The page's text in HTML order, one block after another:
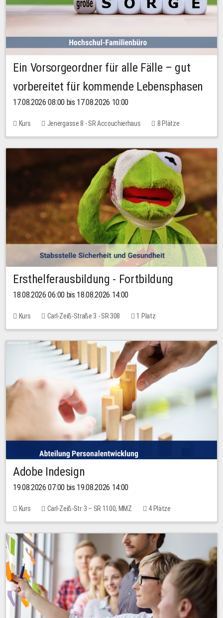
Ein Vorsorgeordner für alle Fälle – gut
vorbereitet für kommende Lebensphasen
17.08.2026 08:00 bis 17.08.2026 10:00
Kurs Jenergasse 8 - SR Accouchierhaus 8 Plätze
Ersthelferausbildung - Fortbildung
18.08.2026 06:00 bis 18.08.2026 14:00
Kurs Carl-Zeiß-Straße 3 - SR 308 1 Platz
Adobe Indesign
19.08.2026 07:00 bis 19.08.2026 14:00
Kurs Carl-Zeiß-Str. 3 – SR 1100, MMZ 4 Plätze